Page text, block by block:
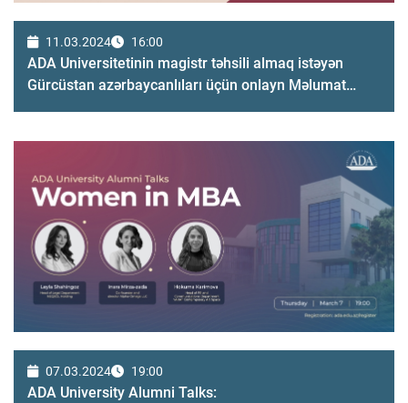
11.03.2024 16:00
ADA Universitetinin magistr təhsili almaq istəyən
Gürcüstan azərbaycanlıları üçün onlayn Məlumat
07.03.2024 19:00
ADA University Alumni Talks: